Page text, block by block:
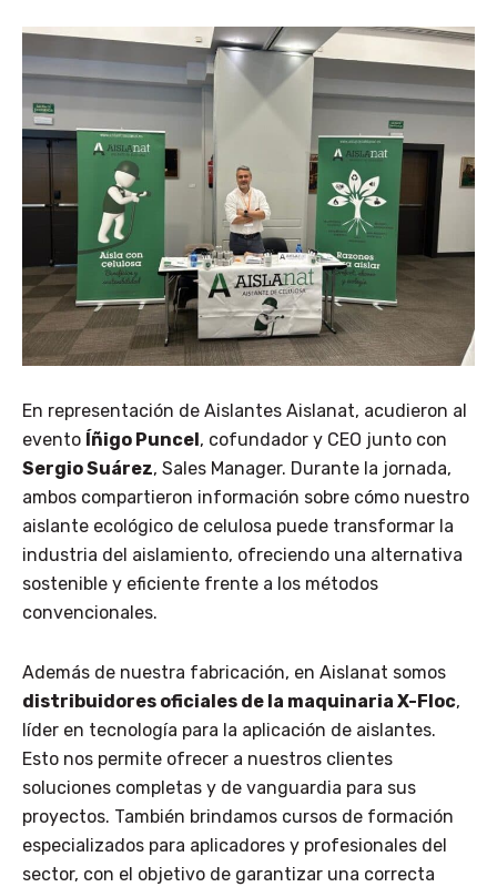
En representación de Aislantes Aislanat, acudieron al
evento Íñigo Puncel, cofundador y CEO junto con
Sergio Suárez, Sales Manager. Durante la jornada,
ambos compartieron información sobre cómo nuestro
aislante ecológico de celulosa puede transformar la
industria del aislamiento, ofreciendo una alternativa
sostenible y eficiente frente a los métodos
convencionales.
Además de nuestra fabricación, en Aislanat somos
distribuidores oficiales de la maquinaria X-Floc,
líder en tecnología para la aplicación de aislantes.
Esto nos permite ofrecer a nuestros clientes
soluciones completas y de vanguardia para sus
proyectos. También brindamos cursos de formación
especializados para aplicadores y profesionales del
sector, con el objetivo de garantizar una correcta